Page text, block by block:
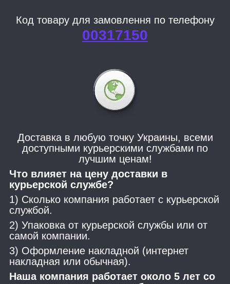
Код товару для замовлення по телефону
00317150
Доставка в любую точку Украины, всеми
доступными курьерскими службами по
лучшим ценам!
Что влияет на цену доставки в
курьерской службе?
1) Сколько компания работает с курьерской
службой.
2) Упаковка от курьерской службы или от
самой компании.
3) Оформление накладной (интернет
накладная или обычная).
Наша компания работает около 5 лет со